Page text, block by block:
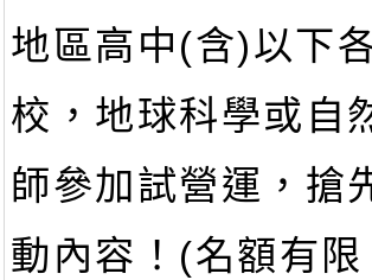
地區高中(含)以下
校，地球科學或自
師參加試營運，搶
動內容！(名額有